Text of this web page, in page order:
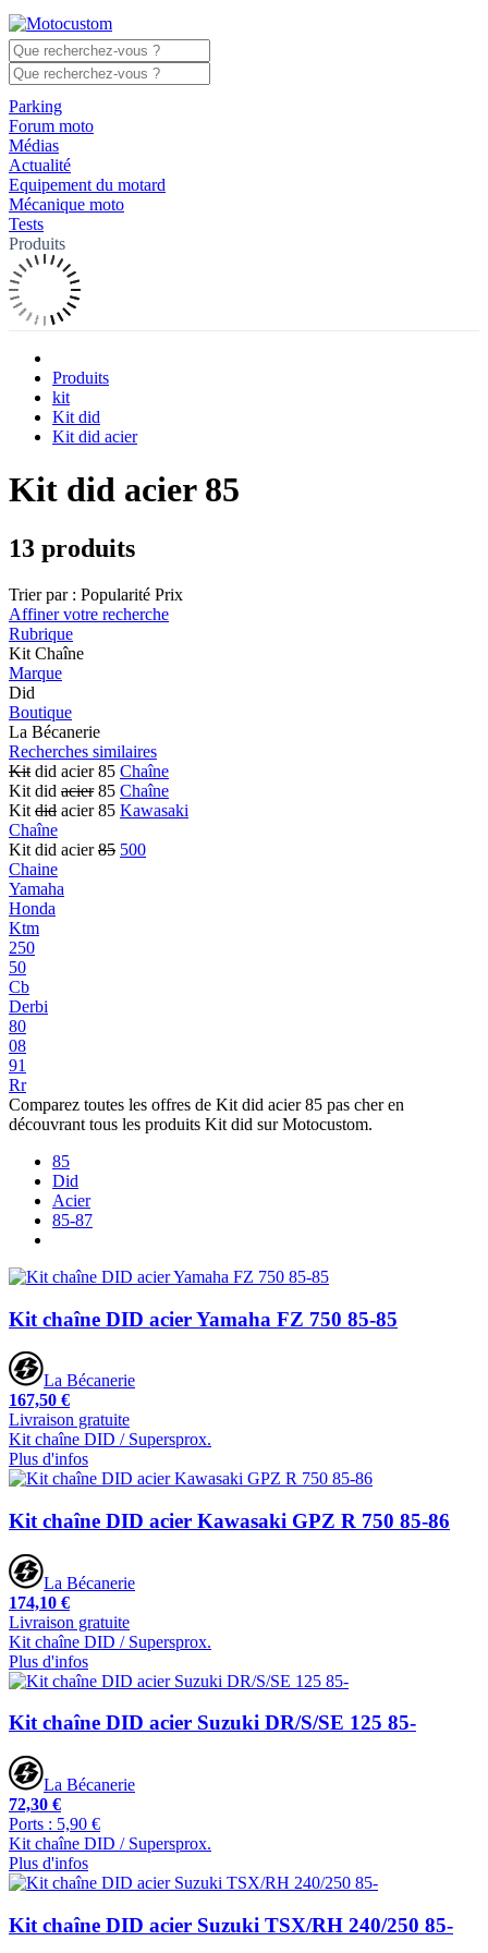
Parking
Forum moto
Médias
Actualité
Equipement du motard
Mécanique moto
Tests
Produits
Produits
kit
Kit did
Kit did acier
Kit did acier 85
13 produits
Trier par : Popularité Prix
Affiner votre recherche
Rubrique
Kit Chaîne
Marque
Did
Boutique
La Bécanerie
Recherches similaires
Kit did acier 85 Chaîne
Kit did acier85 Chaîne
Kit did acier 85 Kawasaki
Chaîne
Kit did acier85 500
Chaine
Yamaha
Honda
Ktm
250
50
Cb
Derbi
80
08
91
Rr
Comparez toutes les offres de Kit did acier 85 pas cher en
découvrant tous les produits Kit did sur Motocustom.
85
Did
Acier
85-87
Kit chaîne DID acier Yamaha FZ 750 85-85
La Bécanerie
167,50 €
Livraison gratuite
Kit chaîne DID / Supersprox.
Plus d'infos
Kit chaîne DID acier Kawasaki GPZ R 750 85-86
La Bécanerie
174,10 €
Livraison gratuite
Kit chaîne DID / Supersprox.
Plus d'infos
Kit chaîne DID acier Suzuki DR/S/SE 125 85-
La Bécanerie
72,30 €
Ports : 5,90 €
Kit chaîne DID / Supersprox.
Plus d'infos
Kit chaîne DID acier Suzuki TSX/RH 240/250 85-